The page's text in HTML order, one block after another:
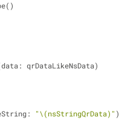
qrDataLikeNsData)
"\(nsStringQrData) " )